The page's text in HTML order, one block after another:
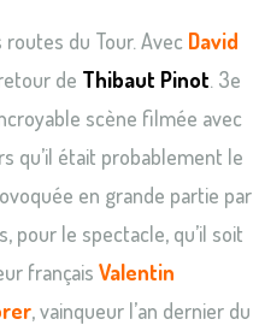
du Tour. Avec David
de Thibaut Pinot. 3e
scène filmée avec
qu’il était probablement le
en grande partie par
pour le spectacle, qu’il soit
français Valentin
, vainqueur l’an dernier du